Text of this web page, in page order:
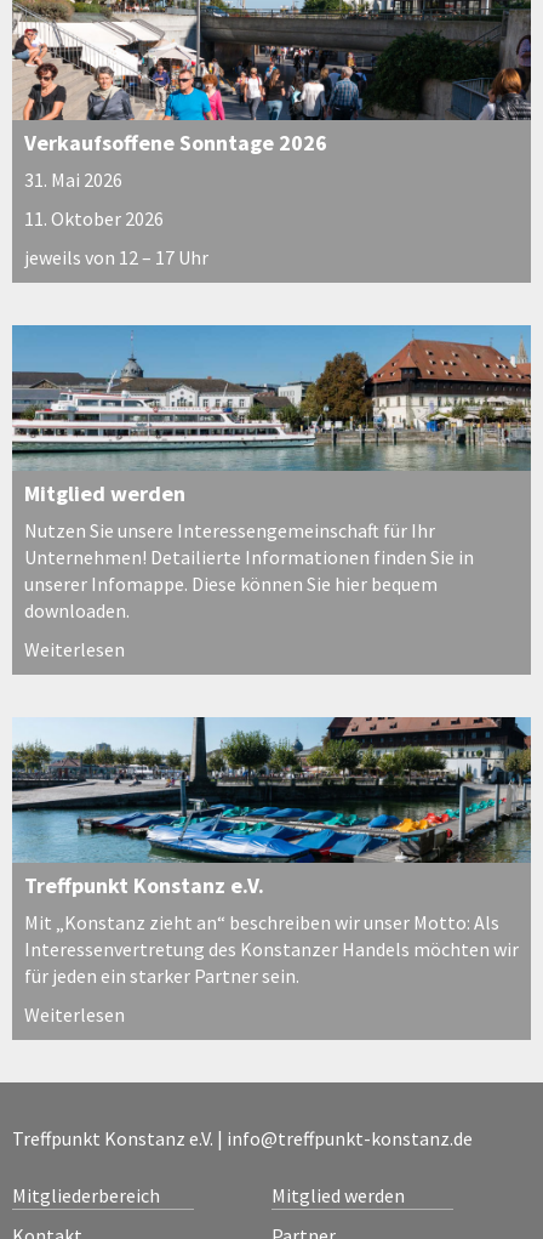
Verkaufsoffene Sonntage 2026
31. Mai 2026
11. Oktober 2026
jeweils von 12 – 17 Uhr
Mitglied werden
Nutzen Sie unsere Interessengemeinschaft für Ihr
Unternehmen! Detailierte Informationen finden Sie in
unserer Infomappe. Diese können Sie hier bequem
downloaden.
Weiterlesen
Treffpunkt Konstanz e.V.
Mit „Konstanz zieht an“ beschreiben wir unser Motto: Als
Interessenvertretung des Konstanzer Handels möchten wir
für jeden ein starker Partner sein.
Weiterlesen
Treffpunkt Konstanz e.V. | info@treffpunkt-konstanz.de
Mitgliederbereich
Mitglied werden